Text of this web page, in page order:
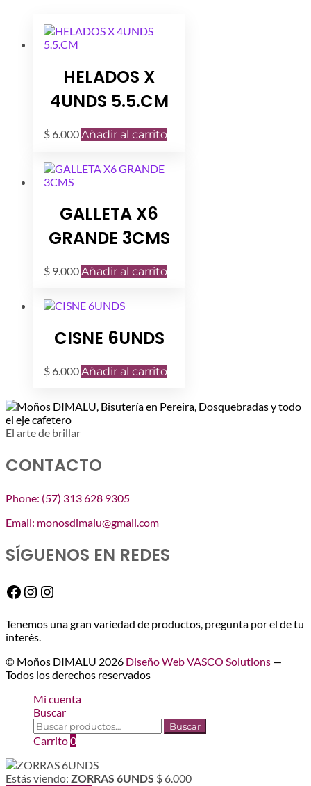
HELADOS X
4UNDS 5.5.CM
$ 6.000Añadir al carrito
GALLETA X6
GRANDE 3CMS
$ 9.000Añadir al carrito
CISNE 6UNDS
$ 6.000Añadir al carrito
El arte de brillar
CONTACTO
Phone: (57) 313 628 9305
Email: monosdimalu@gmail.com
SÍGUENOS EN REDES
Facebook
Instagram
Instagram
Tenemos una gran variedad de productos, pregunta por el de tu
interés.
© Moños DIMALU 2026 Diseño Web VASCO Solutions —
Todos los derechos reservados
Mi cuenta
Buscar
Buscar
por:
Buscar
Carrito0
Estás viendo: ZORRAS 6UNDS $ 6.000